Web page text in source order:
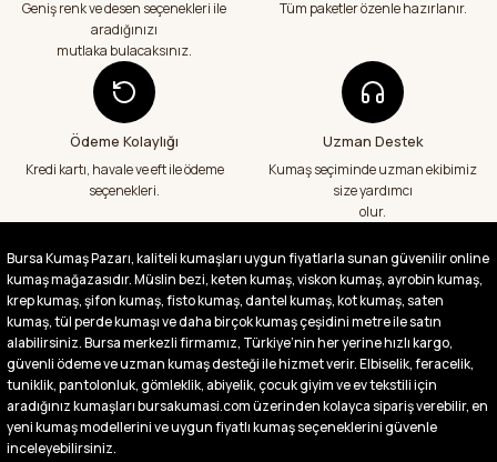
veriş yapacağım in şa Allah çünkü 4 farklı
kumaş aldım hem ölçü olarak hem
görüntü,doku olarak çok memnun kaldım
emeği geçenlere teşekkür ediyorum
A... S... | 24/07/2026
Fiyatlar uygun ve çok fazla seçenek var
büyük kolaylık emeği geçenlere teşekkür
Buradan ikinci alışverişim ikisinden de çok
memnun kaldım teşekkürler.
Büşra Singeç | 02/07/2026
Bursa kumaş pazarından defalarca kumaş
aldım videoda anlatılıp gosterildigi gibi
çıktı. bu zamana kadar sorun yaşamadım
uygun fiyatlarından ve kalitesinden dolayı
tercih ettiğim kumaşçi
Geniş renk ve desen seçenekleri ile
aradığınızı
mutlaka bulacaksınız.
Tüm paketler özenle hazırlanır.
Ödeme Kolaylığı
Kredi kartı, havale ve eft ile ödeme
seçenekleri.
Uzman Destek
Kumaş seçiminde uzman ekibimiz
size yardımcı
olur.
Bursa Kumaş Pazarı, kaliteli kumaşları uygun fiyatlarla sunan güvenilir online
kumaş mağazasıdır. Müslin bezi, keten kumaş, viskon kumaş, ayrobin kumaş,
krep kumaş, şifon kumaş, fisto kumaş, dantel kumaş, kot kumaş, saten
kumaş, tül perde kumaşı ve daha birçok kumaş çeşidini metre ile satın
alabilirsiniz. Bursa merkezli firmamız, Türkiye’nin her yerine hızlı kargo,
güvenli ödeme ve uzman kumaş desteği ile hizmet verir. Elbiselik, feracelik,
tuniklik, pantolonluk, gömleklik, abiyelik, çocuk giyim ve ev tekstili için
aradığınız kumaşları bursakumasi.com üzerinden kolayca sipariş verebilir, en
yeni kumaş modellerini ve uygun fiyatlı kumaş seçeneklerini güvenle
inceleyebilirsiniz.